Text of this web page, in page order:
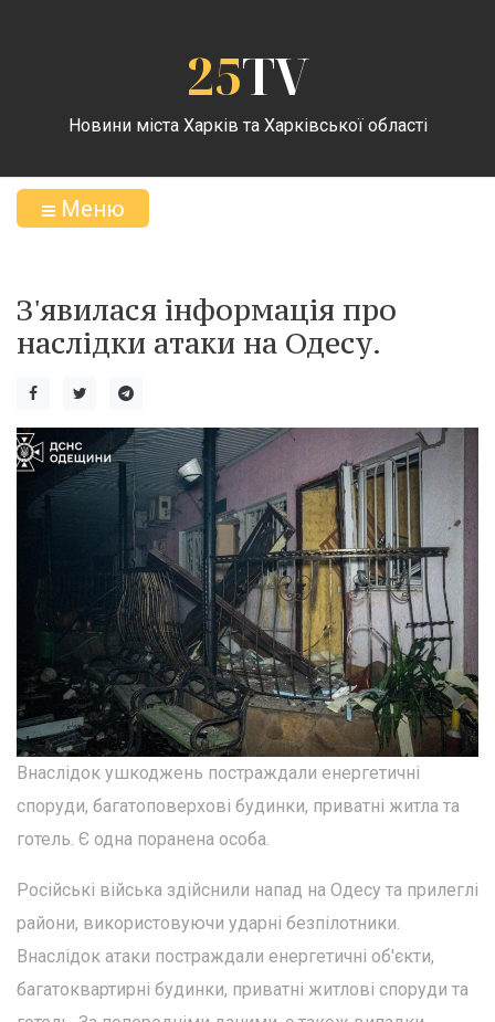
25TV
Новини міста Харків та Харківської області
Меню
З'явилася інформація про
наслідки атаки на Одесу.
Внаслідок ушкоджень постраждали енергетичні
споруди, багатоповерхові будинки, приватні житла та
готель. Є одна поранена особа.
Російські війська здійснили напад на Одесу та прилеглі
райони, використовуючи ударні безпілотники.
Внаслідок атаки постраждали енергетичні об'єкти,
багатоквартирні будинки, приватні житлові споруди та